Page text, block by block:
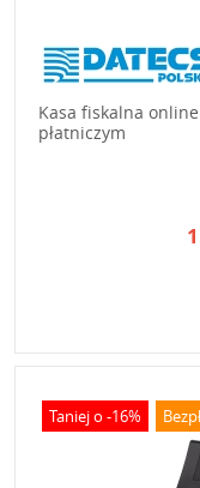
Kasa fiskalna
płatniczym
Taniej o -16%